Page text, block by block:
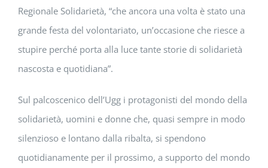
Regionale Solidarietà, “che ancora una volta è stato una
grande festa del volontariato, un’occasione che riesce a
stupire perché porta alla luce tante storie di solidarietà
nascosta e quotidiana”.
Sul palcoscenico dell’Ugg i protagonisti del mondo della
solidarietà, uomini e donne che, quasi sempre in modo
silenzioso e lontano dalla ribalta, si spendono
quotidianamente per il prossimo, a supporto del mondo